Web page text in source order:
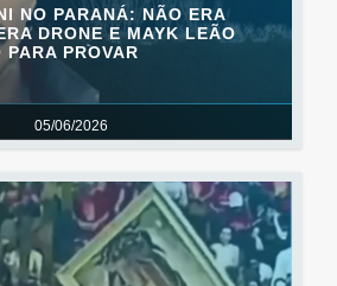
05/06/2026
NO PARANÁ: NÃO ERA
DRONE E MAYK LEÃO
PROVAR